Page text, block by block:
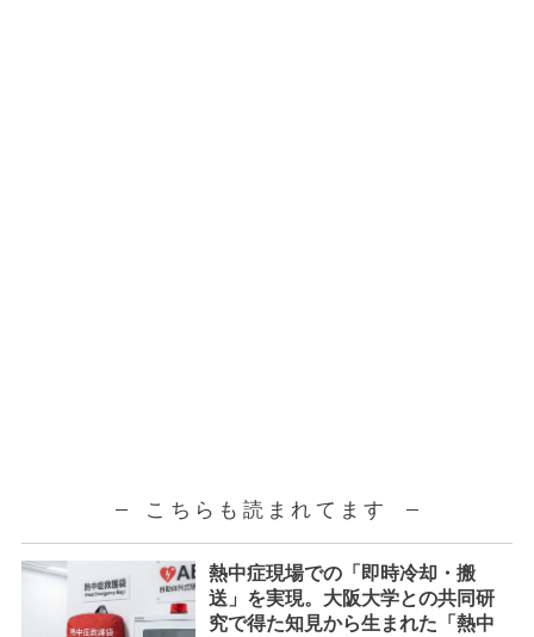
こちらも読まれてます
熱中症現場での「即時冷却・搬
送」を実現。大阪大学との共同研
究で得た知見から生まれた「熱中